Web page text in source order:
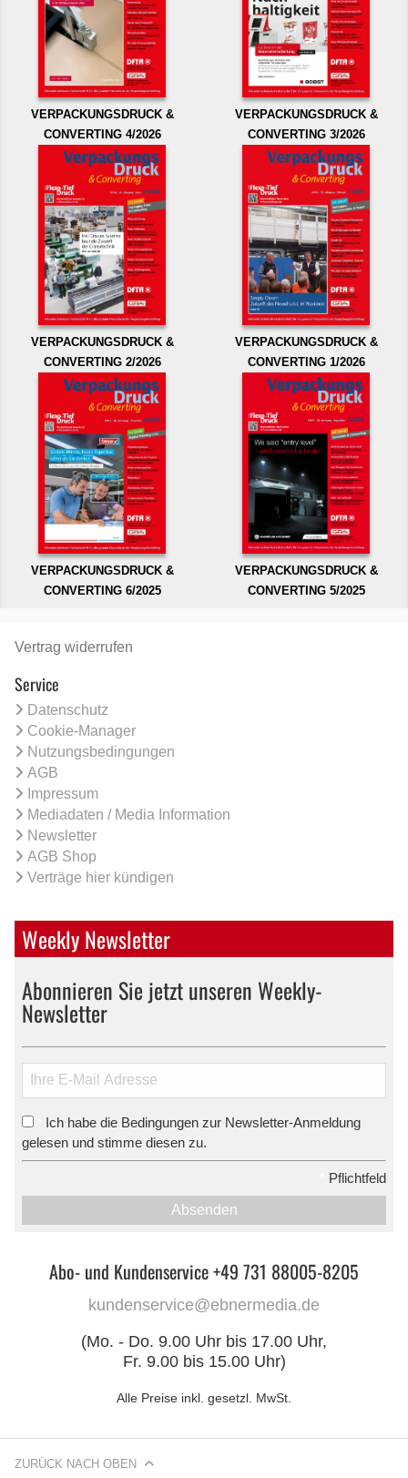
VERPACKUNGSDRUCK &
CONVERTING 4/2026
VERPACKUNGSDRUCK &
CONVERTING 3/2026
VERPACKUNGSDRUCK &
CONVERTING 2/2026
VERPACKUNGSDRUCK &
CONVERTING 1/2026
VERPACKUNGSDRUCK &
CONVERTING 6/2025
VERPACKUNGSDRUCK &
CONVERTING 5/2025
Vertrag widerrufen
Service
Datenschutz
Cookie-Manager
Nutzungsbedingungen
AGB
Impressum
Mediadaten / Media Information
Newsletter
AGB Shop
Verträge hier kündigen
Weekly Newsletter
Abonnieren Sie jetzt unseren Weekly-
Newsletter
Ich habe die Bedingungen zur Newsletter-Anmeldung
gelesen und stimme diesen zu.
Pflichtfeld
Absenden
Abo- und Kundenservice +49 731 88005-8205
kundenservice@ebnermedia.de
(Mo. - Do. 9.00 Uhr bis 17.00 Uhr,
Fr. 9.00 bis 15.00 Uhr)
Alle Preise inkl. gesetzl. MwSt.
ZURÜCK NACH OBEN